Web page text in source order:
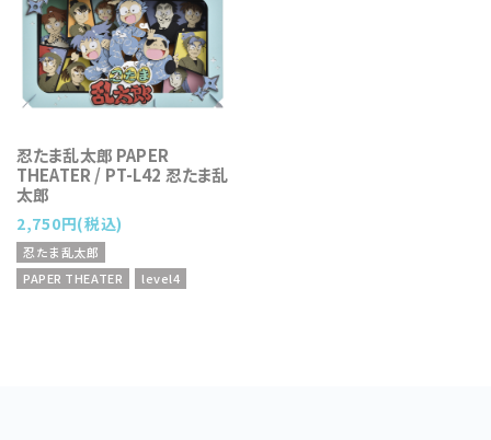
忍たま乱太郎 PAPER
THEATER / PT-L42 忍たま乱
太郎
2,750円(税込)
忍たま乱太郎
PAPER THEATER
level4